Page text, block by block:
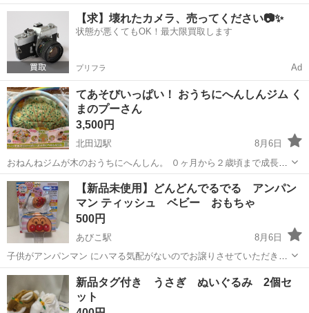
Starts（ブライトスターツ）の「チャイムアロングフレンズ カバ」と
いう商品です。 特徴: 振るとチャイムの音が鳴る、カバのぬいぐるみ
のおもちゃ...
大阪 岸和田市 岸和田駅 ベビー用品 ピープル
【求】壊れたカメラ、売ってください📷✨
状態が悪くてもOK！最大限買取します
プリフラ Ad
てあそびいっぱい！ おうちにへんしんジム く
まのプーさん
3,500円
北田辺駅
8月6日
おねんねジムが木のおうちにへんしん。 ０ヶ月から２歳頃まで成長に
合わせて長く使える、くまのプーさんの布製ジムです。 定価11880円
【対象月齢】０ヶ月頃～２歳頃 ・出産祝いギフトにもおすすめな身長
計にもなるデザイン ・...
大阪 大阪市 北田辺駅 ベビー用品
【新品未使用】どんどんでるでる アンパン
マン ティッシュ ベビー おもちゃ
500円
あびこ駅
8月6日
子供がアンパンマン にハマる気配がないのでお譲りさせていただきま
す(^^)
大阪 大阪市 あびこ駅 ベビー用品
新品タグ付き うさぎ ぬいぐるみ 2個セ
ット